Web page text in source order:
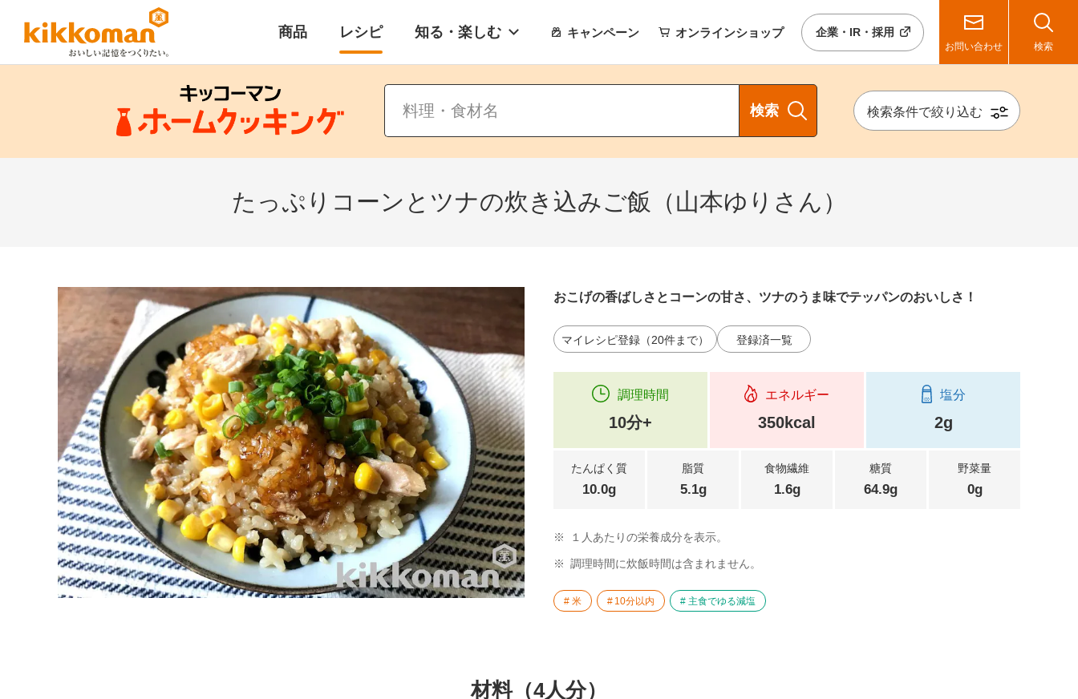
商品 レシピ 知る・楽しむ キャンペーン オンラインショップ 企業・IR・採用
お問い合わせ 検索
検索 検索条件で絞り込む
たっぷりコーンとツナの炊き込みご飯（山本ゆりさん）
おこげの香ばしさとコーンの甘さ、ツナのうま味でテッパンのおいしさ！
マイレシピ登録（20件まで） 登録済一覧
調理時間
10分+
エネルギー
350kcal
塩分
2g
たんぱく質
10.0g
脂質
5.1g
食物繊維
1.6g
糖質
64.9g
野菜量
0g
※ １人あたりの栄養成分を表示。
※ 調理時間に炊飯時間は含まれません。
米 10分以内 主食でゆる減塩
材料（4人分）